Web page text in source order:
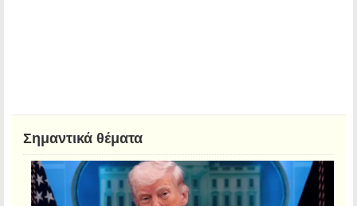
Σημαντικά θέματα